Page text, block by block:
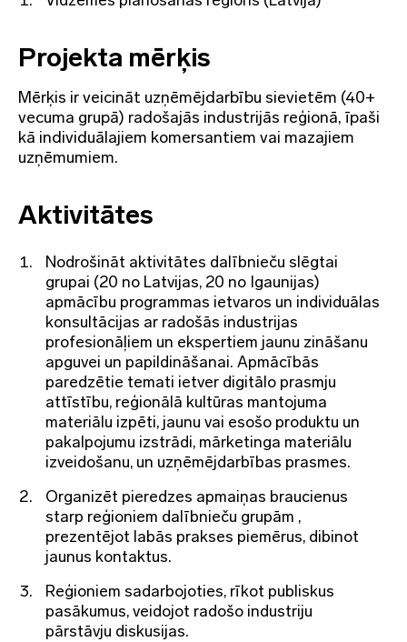
Projekta mērķis
Mērķis ir veicināt uzņēmējdarbību sievietēm (40+
vecuma grupā) radošajās industrijās reģionā, īpaši
kā individuālajiem komersantiem vai mazajiem
uzņēmumiem.
Aktivitātes
Nodrošināt aktivitātes dalībnieču slēgtai
grupai (20 no Latvijas, 20 no Igaunijas)
apmācību programmas ietvaros un individuālas
konsultācijas ar radošās industrijas
profesionāļiem un ekspertiem jaunu zināšanu
apguvei un papildināšanai. Apmācībās
paredzētie temati ietver digitālo prasmju
attīstību, reģionālā kultūras mantojuma
materiālu izpēti, jaunu vai esošo produktu un
pakalpojumu izstrādi, mārketinga materiālu
izveidošanu, un uzņēmējdarbības prasmes.
Organizēt pieredzes apmaiņas braucienus
starp reģioniem dalībnieču grupām ,
prezentējot labās prakses piemērus, dibinot
jaunus kontaktus.
Reģioniem sadarbojoties, rīkot publiskus
pasākumus, veidojot radošo industriju
pārstāvju diskusijas.